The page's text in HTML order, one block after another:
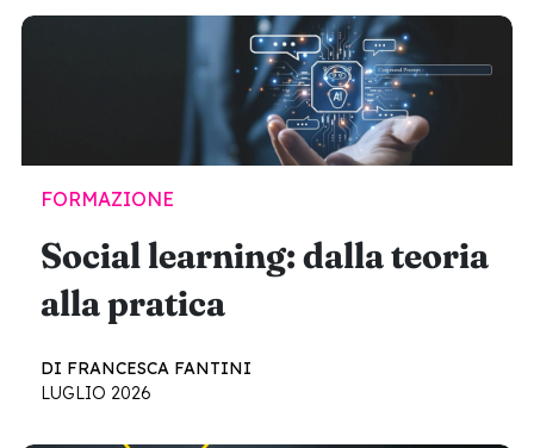
FORMAZIONE
Social learning: dalla teoria
alla pratica
DI FRANCESCA FANTINI
LUGLIO 2026